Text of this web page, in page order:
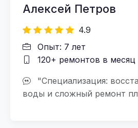
Алексей Петров
4.9
Опыт: 7 лет
120+ ремонтов в месяц
"Специализация:
воды и сложный ремонт